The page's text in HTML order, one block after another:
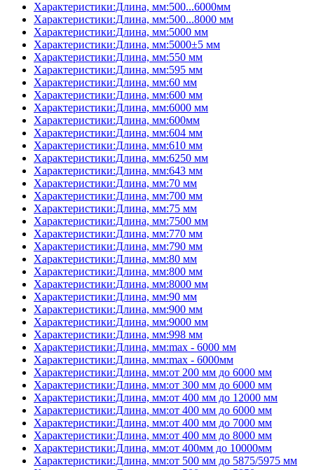
Характеристики:Длина, мм:500...6000мм
Характеристики:Длина, мм:500...8000 мм
Характеристики:Длина, мм:5000 мм
Характеристики:Длина, мм:5000±5 мм
Характеристики:Длина, мм:550 мм
Характеристики:Длина, мм:595 мм
Характеристики:Длина, мм:60 мм
Характеристики:Длина, мм:600 мм
Характеристики:Длина, мм:6000 мм
Характеристики:Длина, мм:600мм
Характеристики:Длина, мм:604 мм
Характеристики:Длина, мм:610 мм
Характеристики:Длина, мм:6250 мм
Характеристики:Длина, мм:643 мм
Характеристики:Длина, мм:70 мм
Характеристики:Длина, мм:700 мм
Характеристики:Длина, мм:75 мм
Характеристики:Длина, мм:7500 мм
Характеристики:Длина, мм:770 мм
Характеристики:Длина, мм:790 мм
Характеристики:Длина, мм:80 мм
Характеристики:Длина, мм:800 мм
Характеристики:Длина, мм:8000 мм
Характеристики:Длина, мм:90 мм
Характеристики:Длина, мм:900 мм
Характеристики:Длина, мм:9000 мм
Характеристики:Длина, мм:998 мм
Характеристики:Длина, мм:max - 6000 мм
Характеристики:Длина, мм:max - 6000мм
Характеристики:Длина, мм:от 200 мм до 6000 мм
Характеристики:Длина, мм:от 300 мм до 6000 мм
Характеристики:Длина, мм:от 400 мм до 12000 мм
Характеристики:Длина, мм:от 400 мм до 6000 мм
Характеристики:Длина, мм:от 400 мм до 7000 мм
Характеристики:Длина, мм:от 400 мм до 8000 мм
Характеристики:Длина, мм:от 400мм до 10000мм
Характеристики:Длина, мм:от 500 мм до 5875/5975 мм